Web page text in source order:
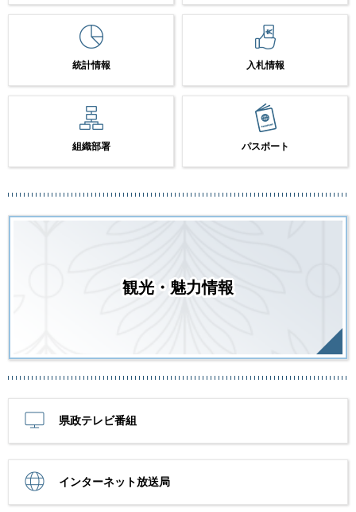
統計情報 入札情報
組織部署 パスポート
観光・魅力情報
県政テレビ番組
インターネット放送局